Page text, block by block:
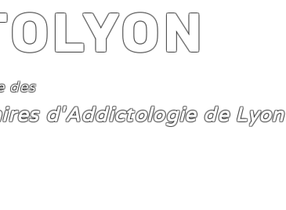
des
d'Addictologie de Lyon